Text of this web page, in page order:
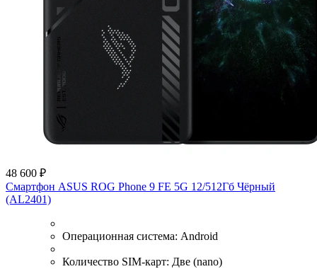
48 600 ₽
Смартфон ASUS ROG Phone 9 FE 5G 12/512Гб Чёрный
(AL2401)
Операционная система: Android
Количество SIM-карт: Две (nano)